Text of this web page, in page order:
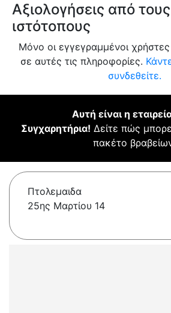
Αξιολογήσεις από
ιστότοπους
Μόνο οι εγγεγραμμένοι
σε αυτές τις πληροφορίες.
συνδεθείτε.
Αυτή είναι η
Συγχαρητήρια! Δείτε πώς
πακέτο
Πτολεμαιδα
25ης Μαρτίου 14